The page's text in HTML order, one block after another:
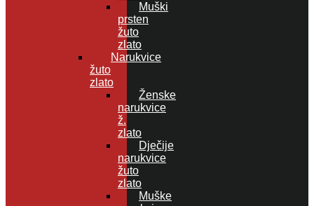
Muški
prsten
žuto
zlato
Narukvice
žuto
zlato
Ženske
narukvice
ž.
zlato
Dječije
narukvice
žuto
zlato
Muške